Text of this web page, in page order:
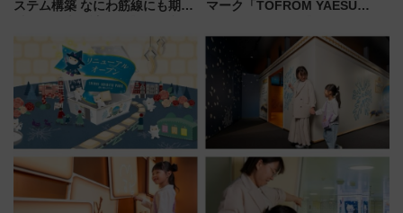
ステム構築 なにわ筋線にも期待
マーク「TOFROM YAESU
ないバスターミナル直結でスキ
マ時間が充実